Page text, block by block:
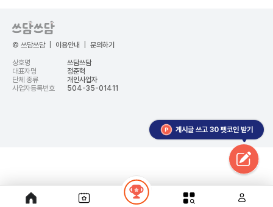
게시글 쓰고 30 펫코인 받기
© 쓰담쓰담 이용안내 문의하기
상호명
쓰담쓰담
대표자명
정준혁
단체 종류
개인사업자
사업자등록번호
504-35-01411
google-site-
verification=t8dijJLuOF8rtTrbSxaj2dJpbBUv_6lBsH4oB0EFW-c